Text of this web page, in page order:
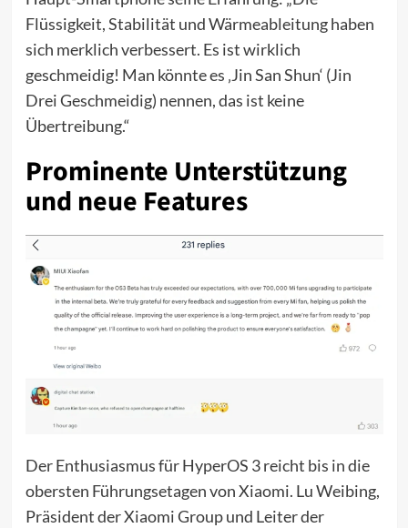
Flüssigkeit, Stabilität und Wärmeableitung haben
sich merklich verbessert. Es ist wirklich
geschmeidig! Man könnte es ‚Jin San Shun‘ (Jin
Drei Geschmeidig) nennen, das ist keine
Übertreibung.“
Prominente Unterstützung
und neue Features
Der Enthusiasmus für HyperOS 3 reicht bis in die
obersten Führungsetagen von Xiaomi. Lu Weibing,
Präsident der Xiaomi Group und Leiter der